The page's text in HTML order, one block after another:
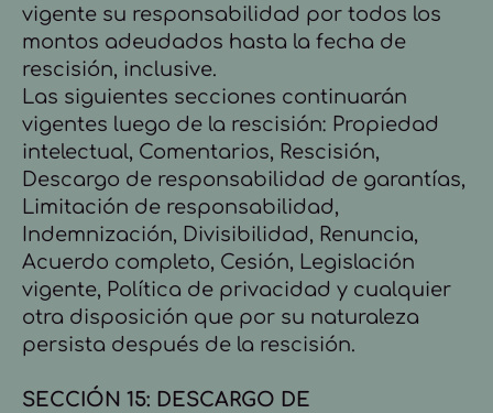
vigente su responsabilidad por todos los
montos adeudados hasta la fecha de
rescisión, inclusive.
Las siguientes secciones continuarán
vigentes luego de la rescisión: Propiedad
intelectual, Comentarios, Rescisión,
Descargo de responsabilidad de garantías,
Limitación de responsabilidad,
Indemnización, Divisibilidad, Renuncia,
Acuerdo completo, Cesión, Legislación
vigente, Política de privacidad y cualquier
otra disposición que por su naturaleza
persista después de la rescisión.
SECCIÓN 15: DESCARGO DE